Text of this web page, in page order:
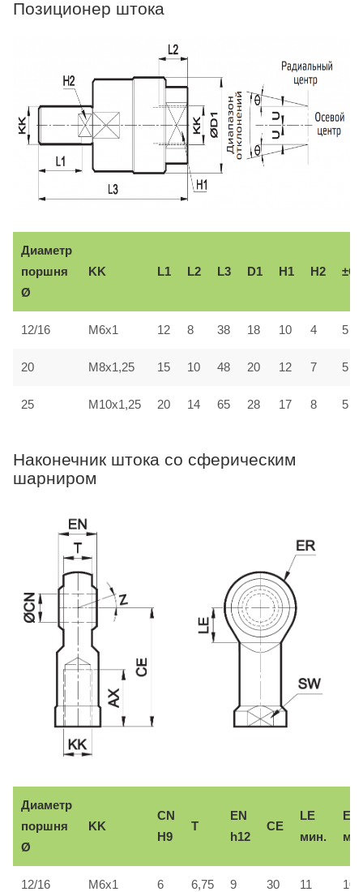
Позиционер штока
Диаметр
поршня
Ø
KK L1 L2 L3 D1 H1 H2
12/16 M6x1 12 8 38 18 10 4 5
20 M8x1,25 15 10 48 20 12 7 5
25 M10x1,25 20 14 65 28 17 8 5
Наконечник штока со сферическим
шарниром
Диаметр
поршня
Ø
KK
CN
H9
T
EN
h12
CE
LE
мин.
ER
12/16 M6x1 6 6,75 9 30 11 10